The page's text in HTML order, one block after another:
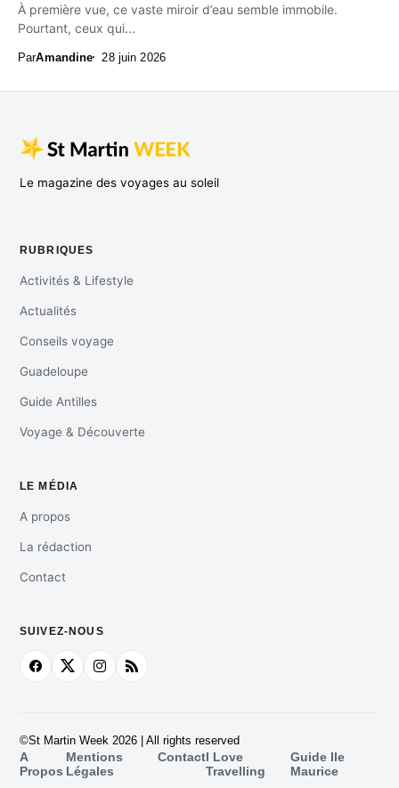
À première vue, ce vaste miroir d’eau semble immobile.
Pourtant, ceux qui...
ParAmandine 28 juin 2026
Le magazine des voyages au soleil
RUBRIQUES
Activités & Lifestyle
Actualités
Conseils voyage
Guadeloupe
Guide Antilles
Voyage & Découverte
LE MÉDIA
A propos
La rédaction
Contact
SUIVEZ-NOUS
©St Martin Week 2026 | All rights reserved
A
Propos
Mentions
Légales
ContactI Love
Travelling
Guide Ile
Maurice